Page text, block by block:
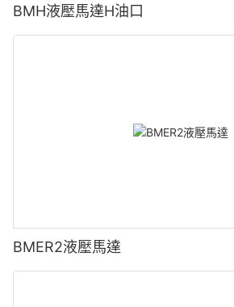
BMH液壓馬達H油口
BMER2液壓馬達